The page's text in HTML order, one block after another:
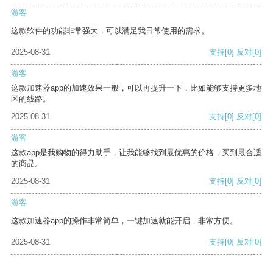
游客
这款软件的功能非常强大，可以满足我日常使用的需求。
2025-08-31 支持[0] 反对[0]
游客
这款加速器app的加速效果一般，可以再提升一下，比如能够支持更多地
区的线路。
2025-08-31
支持[0] 反对[0]
游客
这款app是我购物的得力助手，让我能够找到最优惠的价格，买到最合适
的商品。
2025-08-31
支持[0] 反对[0]
游客
这款加速器app的操作非常简单，一键加速就能开启，非常方便。
2025-08-31 支持[0] 反对[0]